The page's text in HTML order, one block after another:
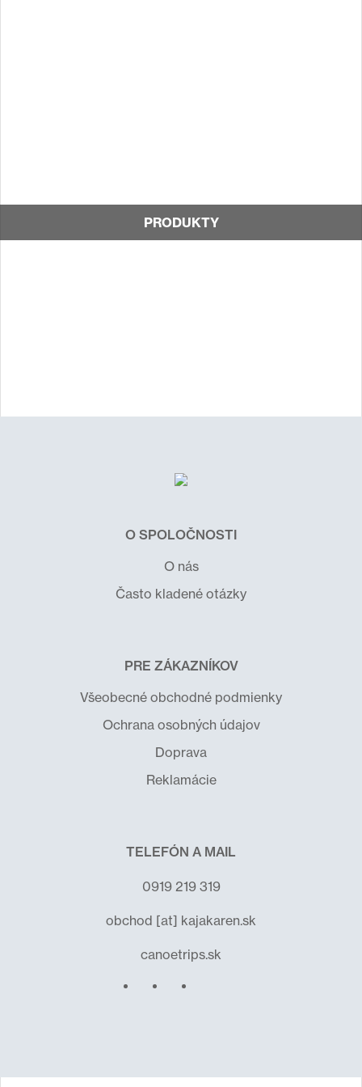
PRODUKTY
O SPOLOČNOSTI
O nás
Často kladené otázky
PRE ZÁKAZNÍKOV
Všeobecné obchodné podmienky
Ochrana osobných údajov
Doprava
Reklamácie
TELEFÓN A MAIL
0919 219 319
obchod [at] kajakaren.sk
canoetrips.sk